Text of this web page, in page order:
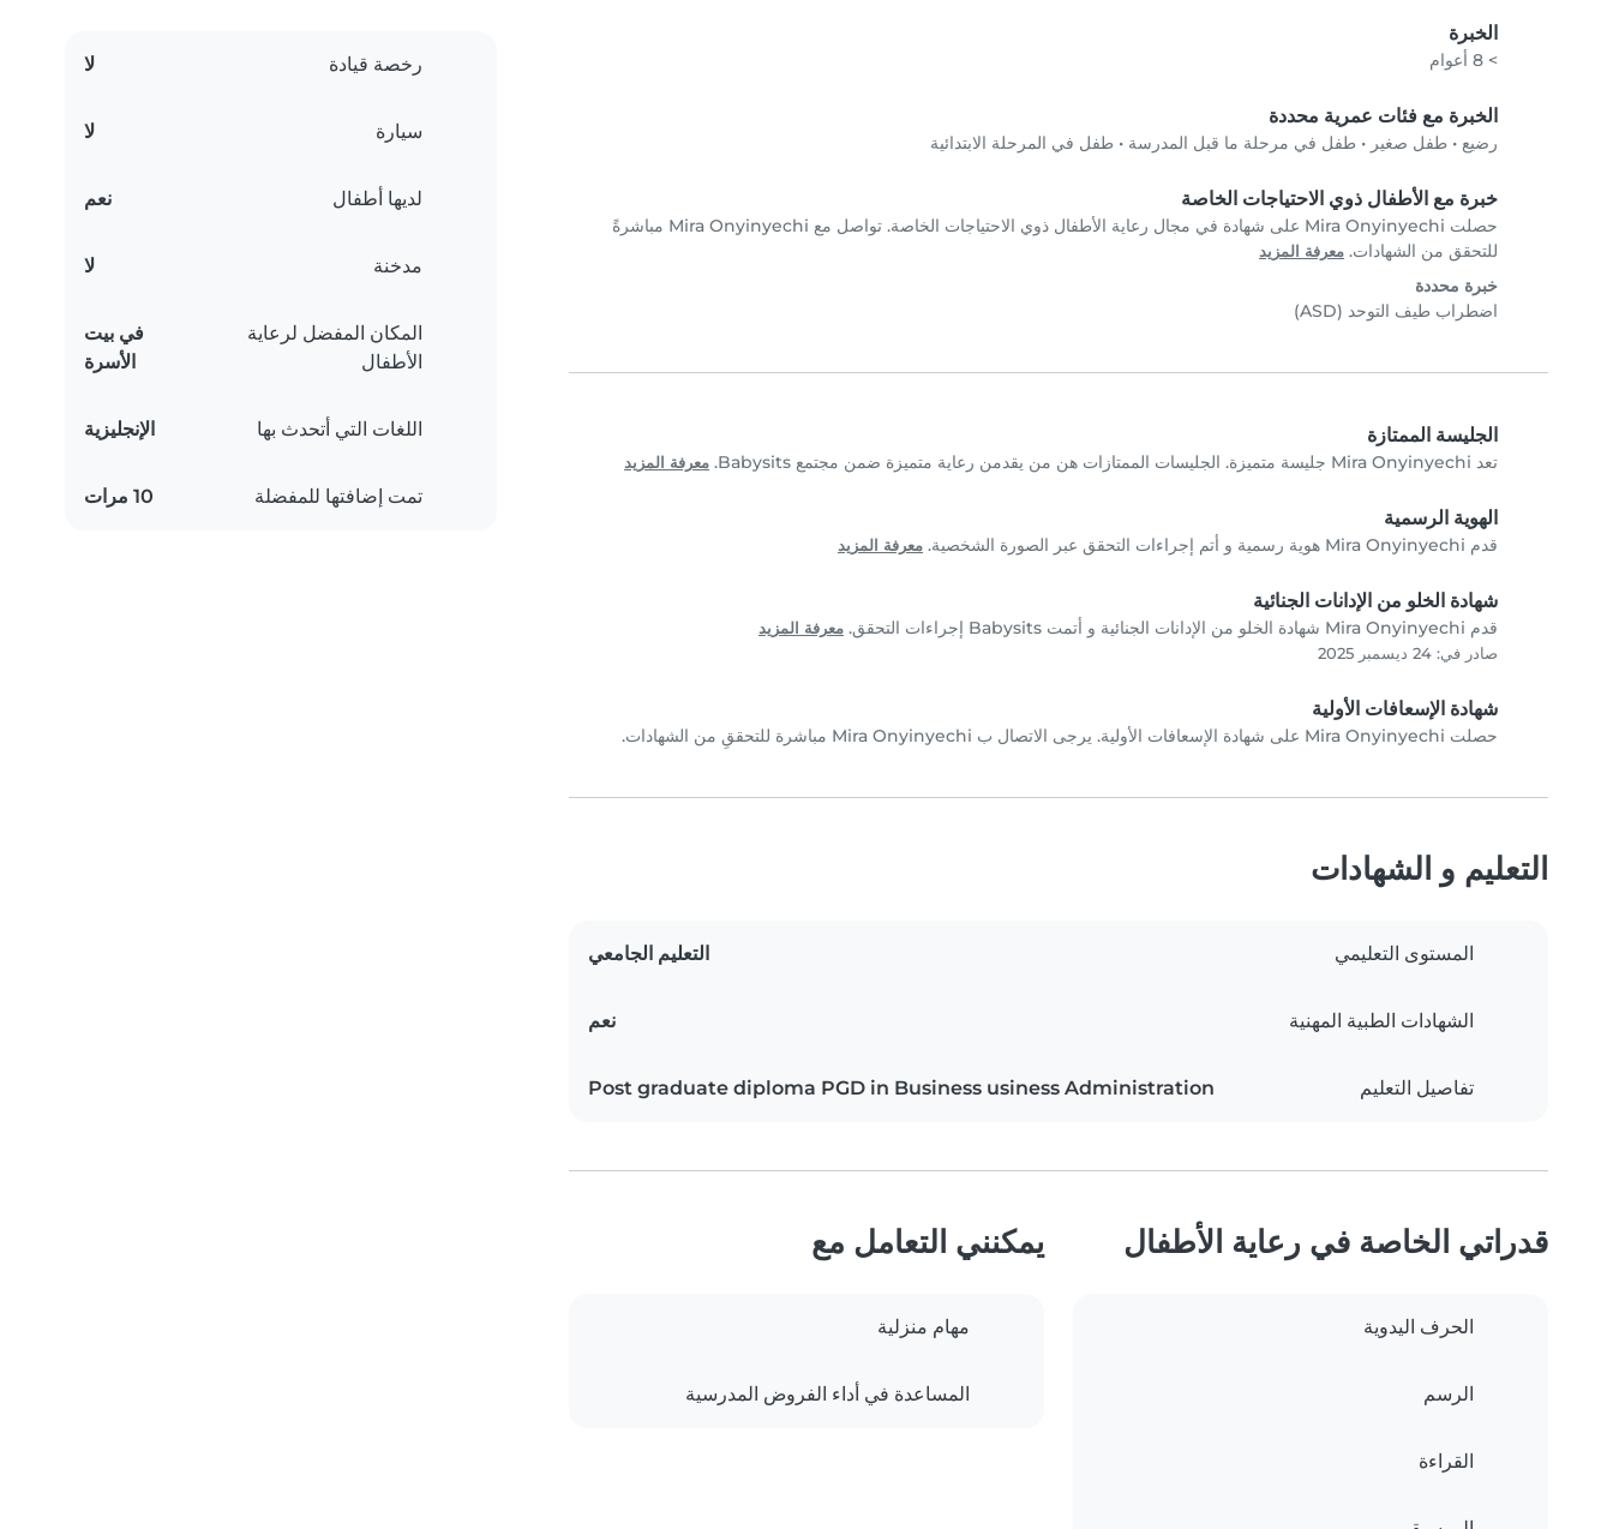
الخبرة
> 8 أعوام
الخبرة مع فئات عمرية محددة
رضيع • طفل صغير • طفل في مرحلة ما قبل المدرسة • طفل في المرحلة الابتدائية
خبرة مع الأطفال ذوي الاحتياجات الخاصة
حصلت Mira Onyinyechi على شهادة في مجال رعاية الأطفال ذوي الاحتياجات الخاصة. تواصل مع Mira Onyinyechi مباشرةً
للتحقق من الشهادات. معرفة المزيد
خبرة محددة
اضطراب طيف التوحد (ASD)
الجليسة الممتازة
تعد Mira Onyinyechi جليسة متميزة. الجليسات الممتازات هن من يقدمن رعاية متميزة ضمن مجتمع Babysits. معرفة المزيد
الهوية الرسمية
قدم Mira Onyinyechi هوية رسمية و أتم إجراءات التحقق عبر الصورة الشخصية. معرفة المزيد
شهادة الخلو من الإدانات الجنائية
قدم Mira Onyinyechi شهادة الخلو من الإدانات الجنائية و أتمت Babysits إجراءات التحقق.
معرفة المزيد
صادر في: 24 ديسمبر 2025
شهادة الإسعافات الأولية
حصلت Mira Onyinyechi على شهادة الإسعافات الأولية. يرجى الاتصال ب Mira Onyinyechi مباشرة للتحققِ من الشهادات.
رخصة قيادة لا
سيارة لا
لديها أطفال نعم
مدخنة لا
المكان المفضل لرعاية
الأطفال
في بيت
الأسرة
اللغات التي أتحدث بها الإنجليزية
تمت إضافتها للمفضلة 10 مرات
التعليم و الشهادات
المستوى التعليمي التعليم الجامعي
الشهادات الطبية المهنية نعم
تفاصيل التعليم Post graduate diploma PGD in Business usiness Administration
قدراتي الخاصة في رعاية الأطفال
الحرف اليدوية
الرسم
القراءة
يمكنني التعامل مع
مهام منزلية
المساعدة في أداء الفروض المدرسية